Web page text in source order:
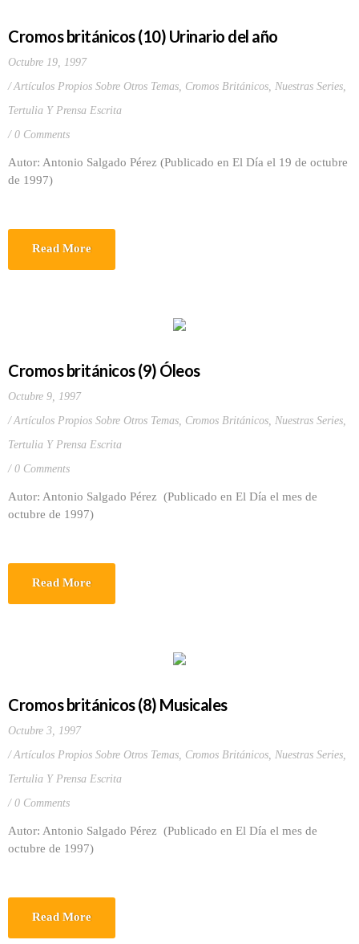
Cromos británicos (10) Urinario del año
Octubre 19, 1997
Artículos Propios Sobre Otros Temas, Cromos Británicos, Nuestras Series,
Tertulia Y Prensa Escrita
0 Comments
Autor: Antonio Salgado Pérez (Publicado en El Día el 19 de octubre
de 1997)
Read More
Cromos británicos (9) Óleos
Octubre 9, 1997
Artículos Propios Sobre Otros Temas, Cromos Británicos, Nuestras Series,
Tertulia Y Prensa Escrita
0 Comments
Autor: Antonio Salgado Pérez (Publicado en El Día el mes de
octubre de 1997)
Read More
Cromos británicos (8) Musicales
Octubre 3, 1997
Artículos Propios Sobre Otros Temas, Cromos Británicos, Nuestras Series,
Tertulia Y Prensa Escrita
0 Comments
Autor: Antonio Salgado Pérez (Publicado en El Día el mes de
octubre de 1997)
Read More